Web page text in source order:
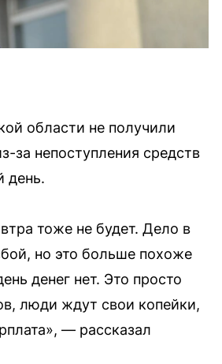
области не получили
за непоступления средств
день.
тоже не будет. Дело в
но это больше похоже
денег нет. Это просто
люди ждут свои копейки,
— рассказал